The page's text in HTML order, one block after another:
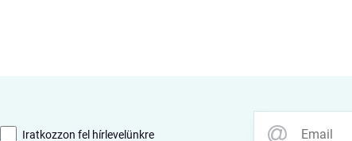
Iratkozzon fel hírlevelünkre